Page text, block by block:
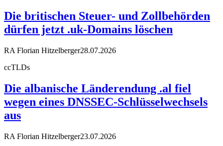
Die britischen Steuer- und Zollbehörden
dürfen jetzt .uk-Domains löschen
RA Florian Hitzelberger28.07.2026
ccTLDs
Die albanische Länderendung .al fiel
wegen eines DNSSEC-Schlüsselwechsels
aus
RA Florian Hitzelberger23.07.2026